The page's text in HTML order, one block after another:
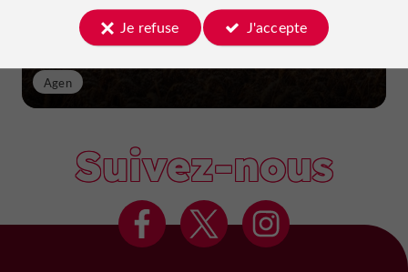
Agen
Suivez-nous
Je refuse
J'accepte